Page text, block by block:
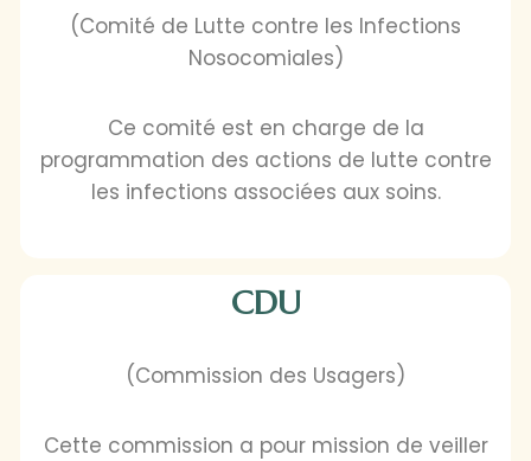
(Comité de Lutte contre les Infections
Nosocomiales)
Ce comité est en charge de la
programmation des actions de lutte contre
les infections associées aux soins.
CDU
(Commission des Usagers)
Cette commission a pour mission de veiller